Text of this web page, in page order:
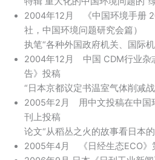
2004年12月 《中国环境手册
社，中国环境问题研究会篇）
执笔“各种外国政府机关、国际
2004年12月 中国 CDM行业杂
告》投稿
“日本京都议定书温室气体削减
2005年2月 用中文投稿在中国
刊上投稿
论文“从稻丛之火的故事看日本
2005年4月 《日经生态ECO》